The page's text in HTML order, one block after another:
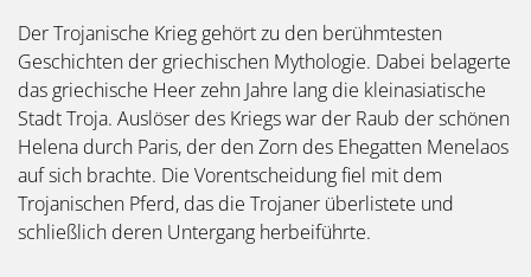
Der Trojanische Krieg gehört zu den berühmtesten
Geschichten der griechischen Mythologie. Dabei belagerte
das griechische Heer zehn Jahre lang die kleinasiatische
Stadt Troja. Auslöser des Kriegs war der Raub der schönen
Helena durch Paris, der den Zorn des Ehegatten Menelaos
auf sich brachte. Die Vorentscheidung fiel mit dem
Trojanischen Pferd, das die Trojaner überlistete und
schließlich deren Untergang herbeiführte.